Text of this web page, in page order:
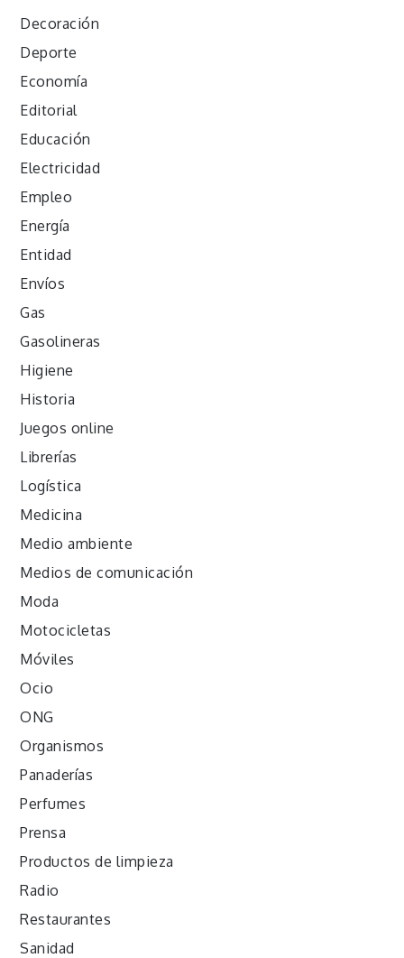
Decoración
Deporte
Economía
Editorial
Educación
Electricidad
Empleo
Energía
Entidad
Envíos
Gas
Gasolineras
Higiene
Historia
Juegos online
Librerías
Logística
Medicina
Medio ambiente
Medios de comunicación
Moda
Motocicletas
Móviles
Ocio
ONG
Organismos
Panaderías
Perfumes
Prensa
Productos de limpieza
Radio
Restaurantes
Sanidad